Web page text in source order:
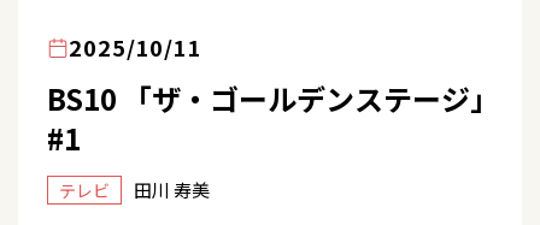
2025/10/11
BS10 「ザ・ゴールデンステージ」
#1
テレビ 田川 寿美